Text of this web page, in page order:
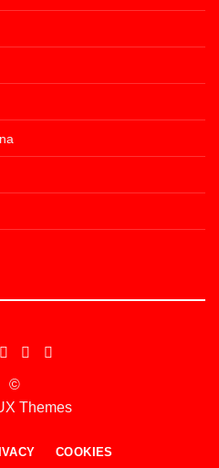
©
Themes
COOKIES